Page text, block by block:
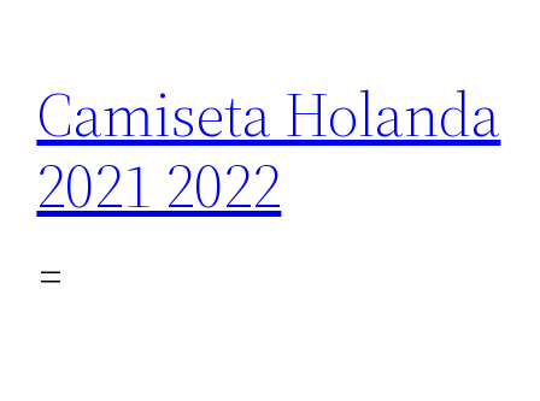
contenido
Camiseta Holanda
2021 2022